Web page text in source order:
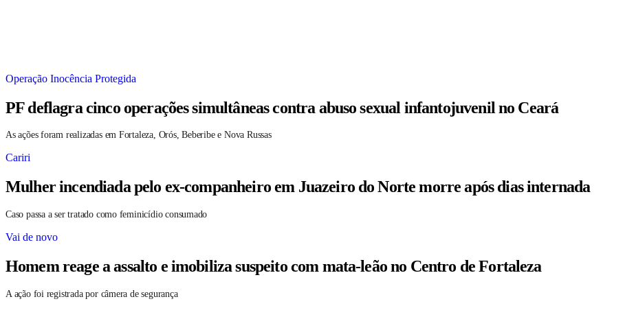
Operação Inocência Protegida
PF deflagra cinco operações simultâneas contra abuso sexual infantojuvenil no Ceará
As ações foram realizadas em Fortaleza, Orós, Beberibe e Nova Russas
Cariri
Mulher incendiada pelo ex-companheiro em Juazeiro do Norte morre após dias internada
Caso passa a ser tratado como feminicídio consumado
Vai de novo
Homem reage a assalto e imobiliza suspeito com mata-leão no Centro de Fortaleza
A ação foi registrada por câmera de segurança